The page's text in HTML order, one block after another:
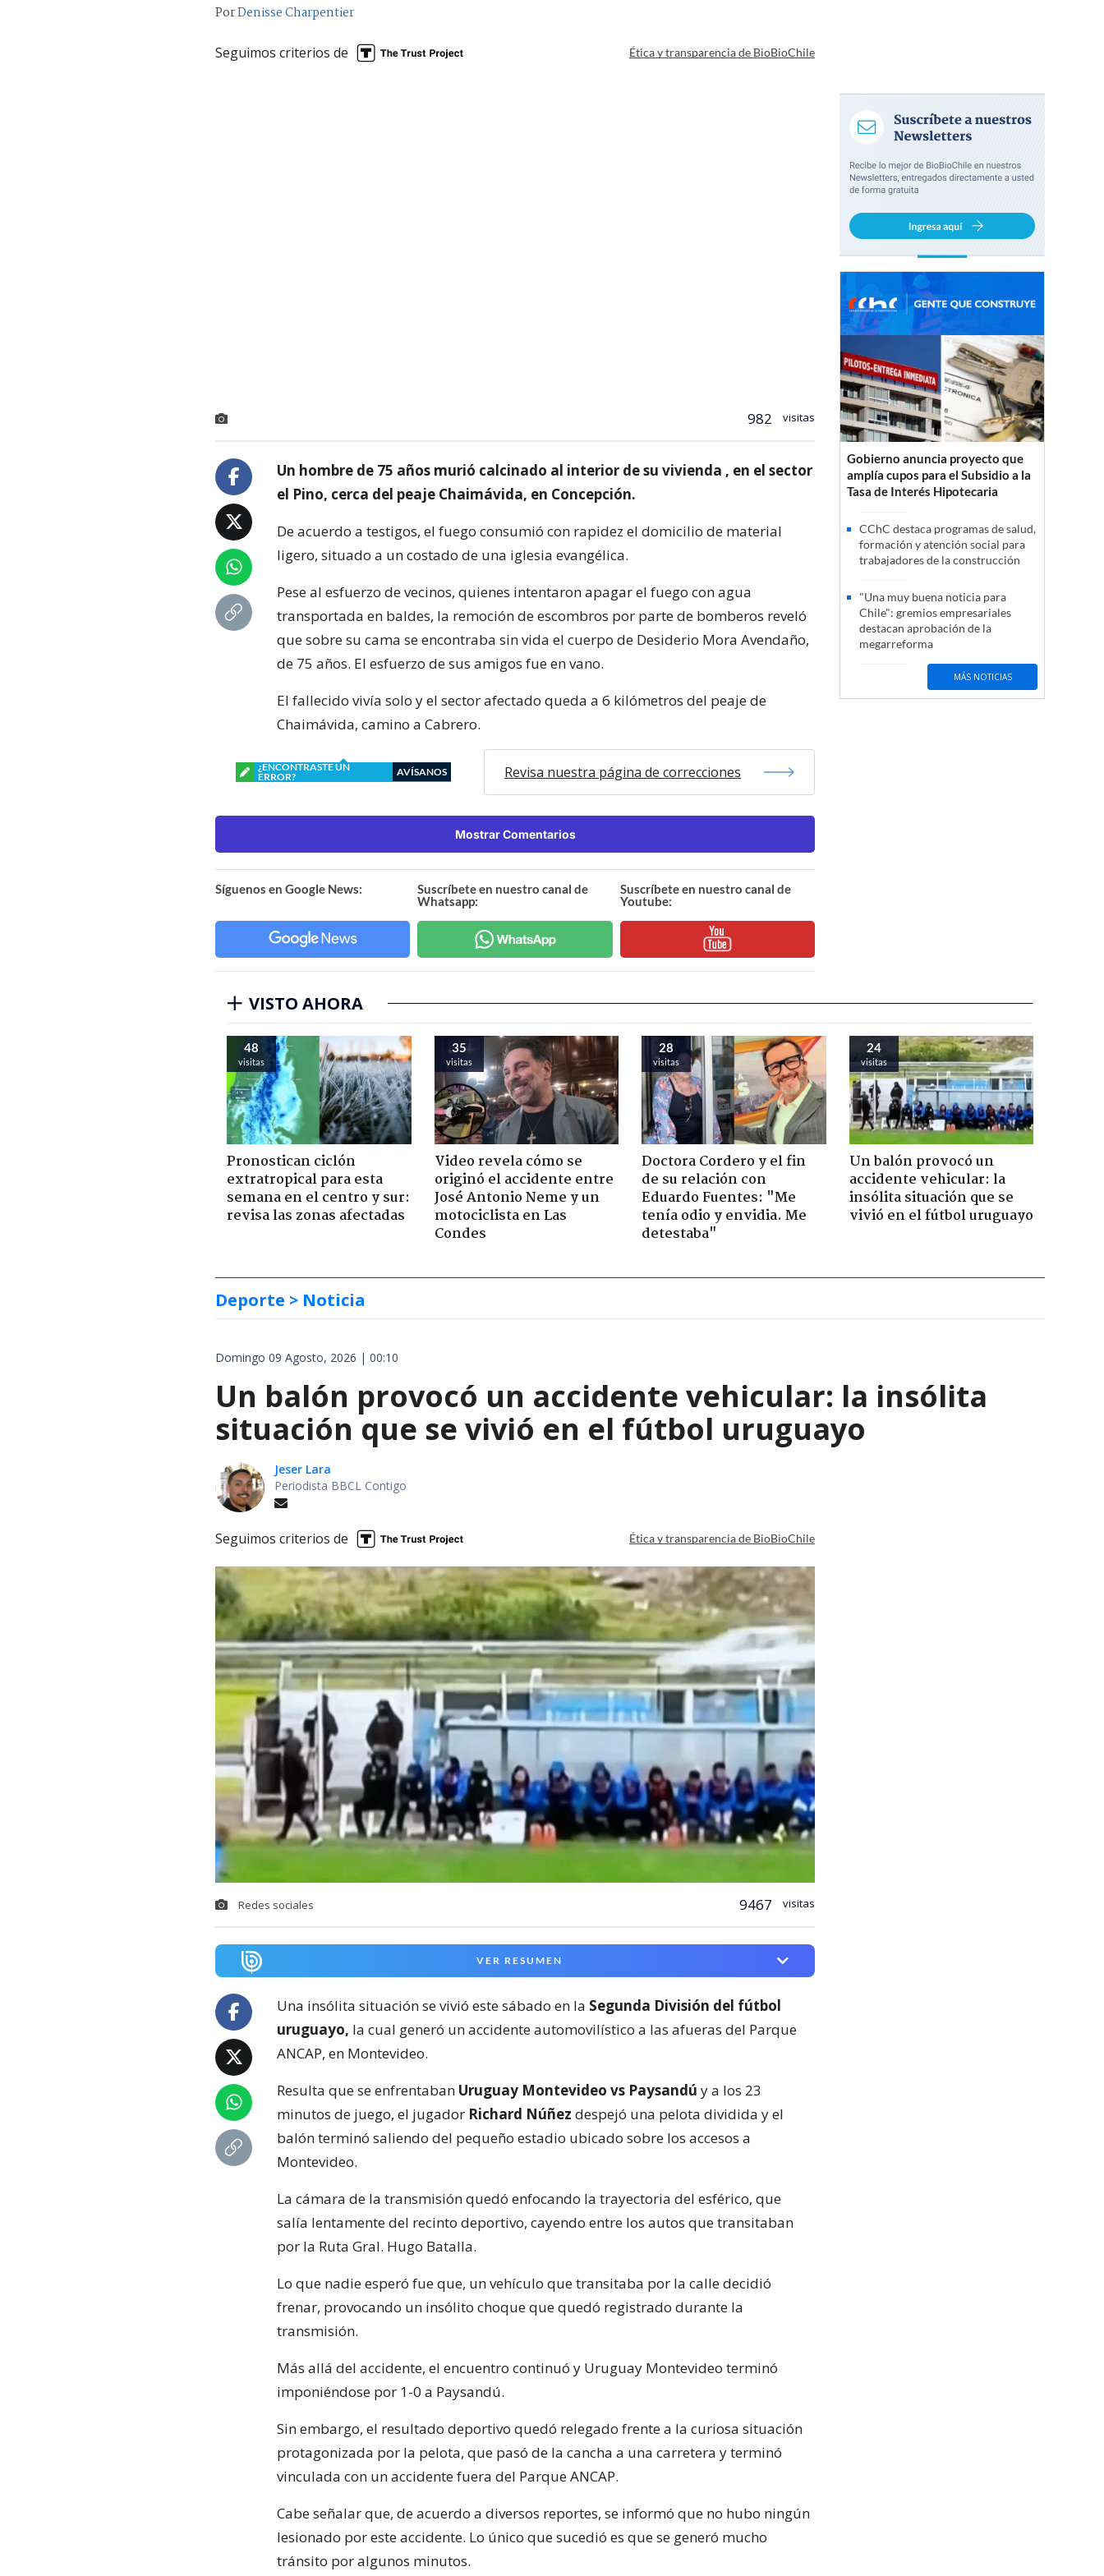
PorDenisse Charpentier
Seguimos criterios de Ética y transparencia de BioBioChile
982 visitas
Un hombre de 75 años murió calcinado al interior de su vivienda , en el sector
el Pino, cerca del peaje Chaimávida, en Concepción.
De acuerdo a testigos, el fuego consumió con rapidez el domicilio de material
ligero, situado a un costado de una iglesia evangélica.
Pese al esfuerzo de vecinos, quienes intentaron apagar el fuego con agua
transportada en baldes, la remoción de escombros por parte de bomberos reveló
que sobre su cama se encontraba sin vida el cuerpo de Desiderio Mora Avendaño,
de 75 años. El esfuerzo de sus amigos fue en vano.
El fallecido vivía solo y el sector afectado queda a 6 kilómetros del peaje de
Chaimávida, camino a Cabrero.
¿ENCONTRASTE UN
ERROR?
AVÍSANOS Revisa nuestra página de correcciones
Mostrar Comentarios
Síguenos en Google News:
Suscríbete en nuestro canal de
Whatsapp:
Suscríbete en nuestro canal de
Youtube:
Gobierno anuncia proyecto que
amplía cupos para el Subsidio a la
Tasa de Interés Hipotecaria
CChC destaca programas de salud,
formación y atención social para
trabajadores de la construcción
"Una muy buena noticia para
Chile": gremios empresariales
destacan aprobación de la
megarreforma
MÁS NOTICIAS
VISTO AHORA
48
visitas
Pronostican ciclón
extratropical para esta
semana en el centro y sur:
revisa las zonas afectadas
35
visitas
Video revela cómo se
originó el accidente entre
José Antonio Neme y un
motociclista en Las
Condes
28
visitas
Doctora Cordero y el fin
de su relación con
Eduardo Fuentes: "Me
tenía odio y envidia. Me
detestaba"
24
visitas
Un balón provocó un
accidente vehicular: la
insólita situación que se
vivió en el fútbol uruguayo
Deporte > Noticia
Domingo 09 Agosto, 2026 | 00:10
Un balón provocó un accidente vehicular: la insólita
situación que se vivió en el fútbol uruguayo
Jeser Lara
Periodista BBCL Contigo
Seguimos criterios de Ética y transparencia de BioBioChile
Redes sociales 9467 visitas
VER RESUMEN
Una insólita situación se vivió este sábado en la Segunda División del fútbol
uruguayo, la cual generó un accidente automovilístico a las afueras del Parque
ANCAP, en Montevideo.
Resulta que se enfrentaban Uruguay Montevideo vs Paysandú y a los 23
minutos de juego, el jugador Richard Núñez despejó una pelota dividida y el
balón terminó saliendo del pequeño estadio ubicado sobre los accesos a
Montevideo.
La cámara de la transmisión quedó enfocando la trayectoria del esférico, que
salía lentamente del recinto deportivo, cayendo entre los autos que transitaban
por la Ruta Gral. Hugo Batalla.
Lo que nadie esperó fue que, un vehículo que transitaba por la calle decidió
frenar, provocando un insólito choque que quedó registrado durante la
transmisión.
Más allá del accidente, el encuentro continuó y Uruguay Montevideo terminó
imponiéndose por 1-0 a Paysandú.
Sin embargo, el resultado deportivo quedó relegado frente a la curiosa situación
protagonizada por la pelota, que pasó de la cancha a una carretera y terminó
vinculada con un accidente fuera del Parque ANCAP.
Cabe señalar que, de acuerdo a diversos reportes, se informó que no hubo ningún
lesionado por este accidente. Lo único que sucedió es que se generó mucho
tránsito por algunos minutos.